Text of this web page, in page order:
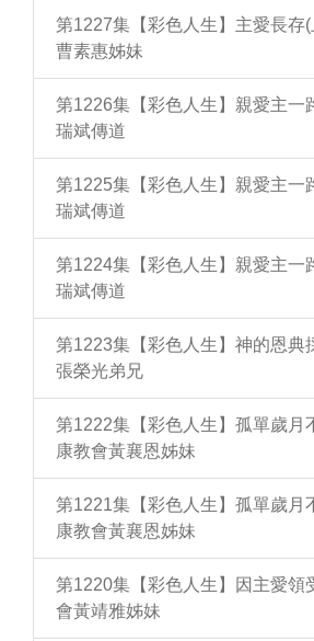
第1227集【彩色人生】主愛長存
曹素惠姊妹
第1226集【彩色人生】親愛主一
瑞斌傳道
第1225集【彩色人生】親愛主一
瑞斌傳道
第1224集【彩色人生】親愛主一
瑞斌傳道
第1223集【彩色人生】神的恩典
張榮光弟兄
第1222集【彩色人生】孤單歲月
康教會黃襄恩姊妹
第1221集【彩色人生】孤單歲月
康教會黃襄恩姊妹
第1220集【彩色人生】因主愛領
會黃靖雅姊妹